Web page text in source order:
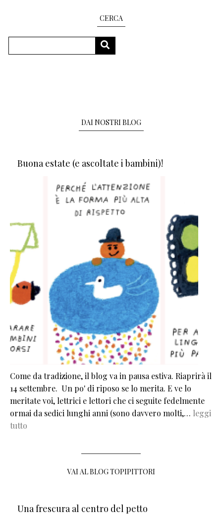
CERCA
CERCA
DAI NOSTRI BLOG
Buona estate (e ascoltate i bambini)!
Come da tradizione, il blog va in pausa estiva. Riaprirà il
14 settembre. Un po' di riposo se lo merita. E ve lo
meritate voi, lettrici e lettori che ci seguite fedelmente
ormai da sedici lunghi anni (sono davvero molti,… leggi
tutto
VAI AL BLOG TOPIPITTORI
Una frescura al centro del petto